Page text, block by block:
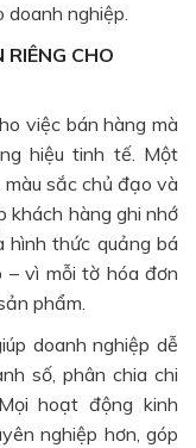
doanh nghiệp.
CHO
việc bán hàng mà
hiệu tinh tế. Một
sắc chủ đạo và
khách hàng ghi nhớ
hình thức quảng bá
– vì mỗi tờ hóa đơn
phẩm.
doanh nghiệp dễ
số, phân chia chi
hoạt động kinh
nghiệp hơn, góp